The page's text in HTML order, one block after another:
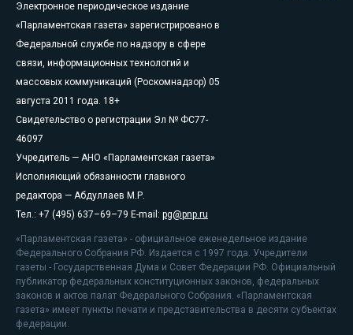
Электронное периодическое издание
«Парламентская газета» зарегистрировано в
Федеральной службе по надзору в сфере
связи, информационных технологий и
массовых коммуникаций (Роскомнадзор) 05
августа 2011 года. 18+
Свидетельство о регистрации Эл № ФС77-
46097
Учредитель — АНО «Парламентская газета»
Исполняющий обязанности главного
редактора — Абдуллаев М.Р.
Тел.: +7 (495) 637–69–79 E-mail: pg@pnp.ru
«Парламентская газета» - официальное еженедельное издание
Федерального Собрания РФ. Издается с 1997 года. Учредители
газеты - Государственная Дума и Совет Федерации РФ. Официальный
публикатор федеральных конституционных законов, федеральных
законов и актов палат Федерального Собрания. «Парламентская
газета» имеет пункты печати и представительства в десяти субъектах
федерации.